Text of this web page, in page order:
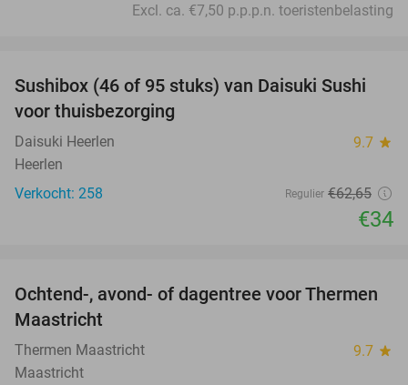
Excl. ca. €7,50 p.p.p.n. toeristenbelasting
46%
Sushibox (46 of 95 stuks) van Daisuki Sushi
voor thuisbezorging
Daisuki Heerlen 9.7 star
Heerlen
Verkocht: 258
Regulier €62,65
€34
25%
Ochtend-, avond- of dagentree voor Thermen
Maastricht
Thermen Maastricht 9.7 star
Maastricht